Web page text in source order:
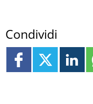
Condividi